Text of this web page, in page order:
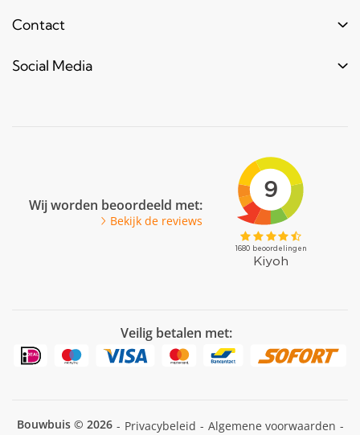
Toebehoren
Reclameframes
Bestel informatie
Blogs & laatste nieuws
Contact
Retourneren
Contact
info@bouwbuis.nl
Social Media
Wij worden beoordeeld met:
Bekijk de reviews
Veilig betalen met:
Bouwbuis © 2026 - Privacybeleid - Algemene voorwaarden -